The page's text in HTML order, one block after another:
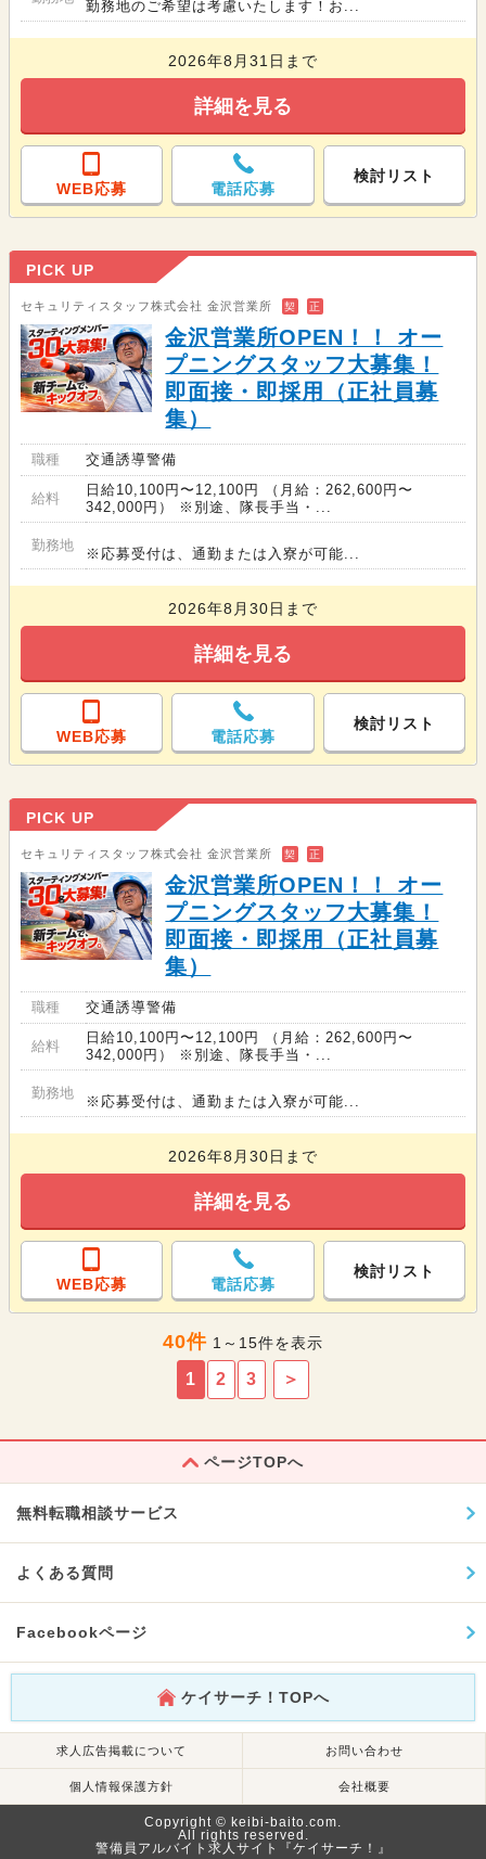
勤務地のご希望は考慮いたします！お...
2026年8月31日まで
詳細を見る
WEB応募 電話応募
検討リスト
PICK UP
セキュリティスタッフ株式会社 金沢営業所 契 正
金沢営業所OPEN！！ オー
プニングスタッフ大募集！
即面接・即採用（正社員募
集）
職種 交通誘導警備
給料
日給10,100円〜12,100円 （月給：262,600円〜
342,000円） ※別途、隊長手当・...
勤務地
※応募受付は、通勤または入寮が可能...
2026年8月30日まで
詳細を見る
WEB応募 電話応募
検討リスト
PICK UP
セキュリティスタッフ株式会社 金沢営業所 契 正
金沢営業所OPEN！！ オー
プニングスタッフ大募集！
即面接・即採用（正社員募
集）
職種 交通誘導警備
給料
日給10,100円〜12,100円 （月給：262,600円〜
342,000円） ※別途、隊長手当・...
勤務地
※応募受付は、通勤または入寮が可能...
2026年8月30日まで
詳細を見る
WEB応募 電話応募
検討リスト
40件 1～15件を表示
1 2 3 ＞
ページTOPへ
無料転職相談サービス
よくある質問
Facebookページ
ケイサーチ！TOPへ
求人広告掲載について お問い合わせ
個人情報保護方針 会社概要
Copyright © keibi-baito.com.
All rights reserved.
警備員アルバイト求人サイト『ケイサーチ！』